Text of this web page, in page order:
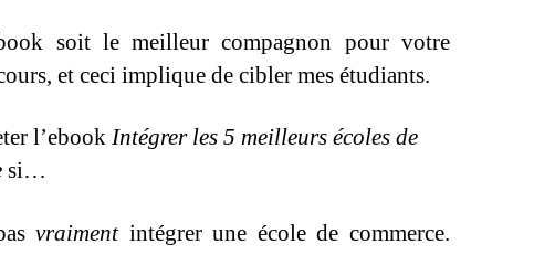
soit le meilleur compagnon pour votre
et ceci implique de cibler mes étudiants.
l’ebookIntégrer les 5 meilleurs écoles de
si…
vraimentintégrer une école de commerce.